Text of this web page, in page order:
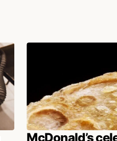
McDonald’s